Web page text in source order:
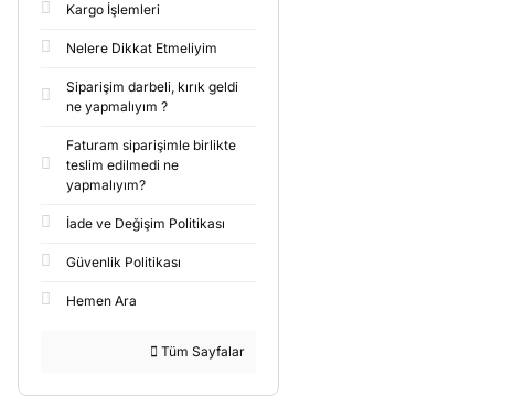
Kargo İşlemleri
Nelere Dikkat Etmeliyim
Siparişim darbeli, kırık geldi
ne yapmalıyım ?
Faturam siparişimle birlikte
teslim edilmedi ne
yapmalıyım?
İade ve Değişim Politikası
Güvenlik Politikası
Hemen Ara
Tüm Sayfalar